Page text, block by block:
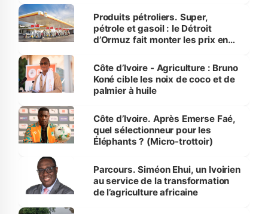
menacées
Produits pétroliers. Super,
pétrole et gasoil : le Détroit
d’Ormuz fait monter les prix en
Côte d’Ivoire - Agriculture : Bruno
Koné cible les noix de coco et de
palmier à huile
Côte d’Ivoire. Après Emerse Faé,
quel sélectionneur pour les
Éléphants ? (Micro-trottoir)
Parcours. Siméon Ehui, un Ivoirien
au service de la transformation
de l’agriculture africaine